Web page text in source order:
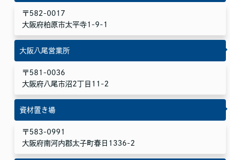
法令、規範の遵守と見直し
当社は、保有する個人情報に関して適用される日本の法令、その
他規範を遵守するとともに、本ポリシーの内容を適宜見直し、そ
の改善に努めます。
〒582-0017
大阪府柏原市太平寺1-9-1
大阪八尾営業所
〒581-0036
大阪府八尾市沼2丁目11-2
資材置き場
〒583-0991
大阪府南河内郡太子町春日1336-2